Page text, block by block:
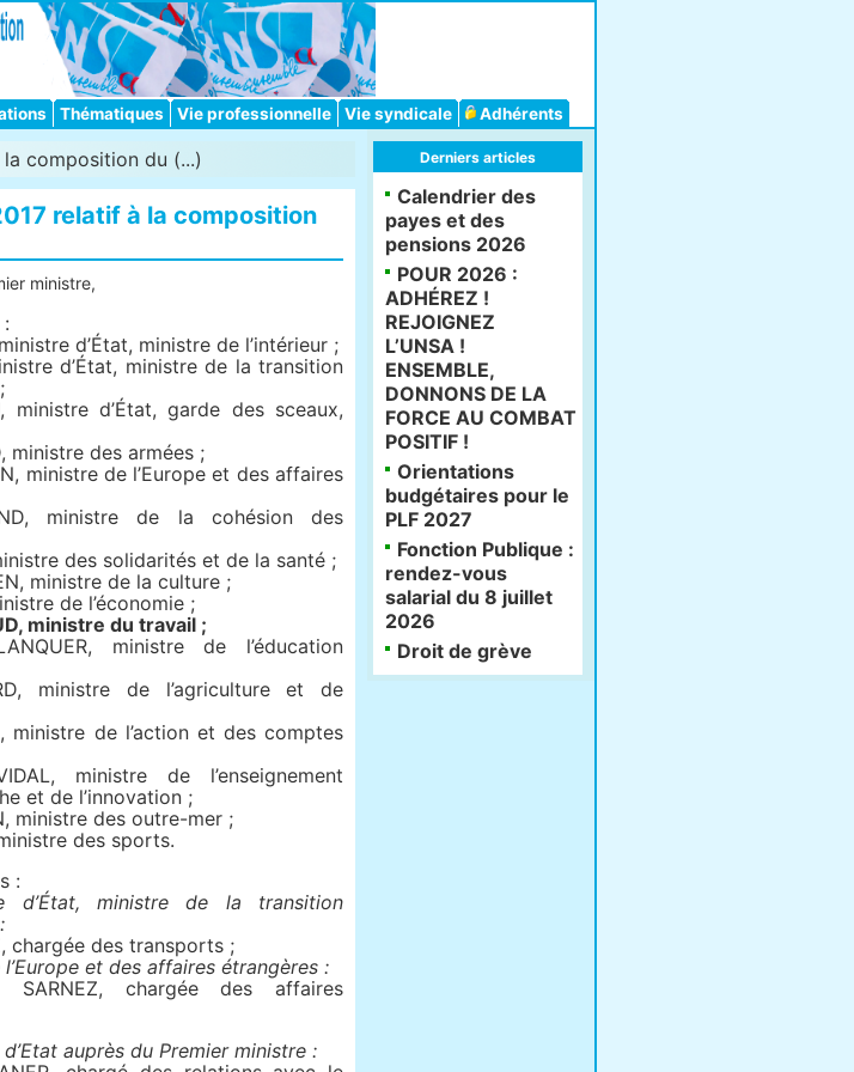
Thématiques Vie professionnelle Vie syndicale Adhérents
composition du (...)
relatif à la composition
ministre,
d’État, ministre de l’intérieur ;
d’État, ministre de la transition
ministre d’État, garde des sceaux,
ministre des armées ;
ministre de l’Europe et des affaires
ministre de la cohésion des
des solidarités et de la santé ;
ministre de la culture ;
de l’économie ;
ministre du travail ;
ministre de l’éducation
ministre de l’agriculture et de
ministre de l’action et des comptes
ministre de l’enseignement
et de l’innovation ;
ministre des outre-mer ;
des sports.
:
d’État, ministre de la transition
chargée des transports ;
et des affaires étrangères :
chargée des affaires
auprès du Premier ministre :
Derniers articles
Calendrier des
payes et des
pensions 2026
POUR 2026 :
ADHÉREZ !
REJOIGNEZ
L’UNSA !
ENSEMBLE,
DONNONS DE LA
FORCE AU COMBAT
POSITIF !
Orientations
budgétaires pour le
PLF 2027
Fonction Publique :
rendez-vous
salarial du 8 juillet
2026
Droit de grève